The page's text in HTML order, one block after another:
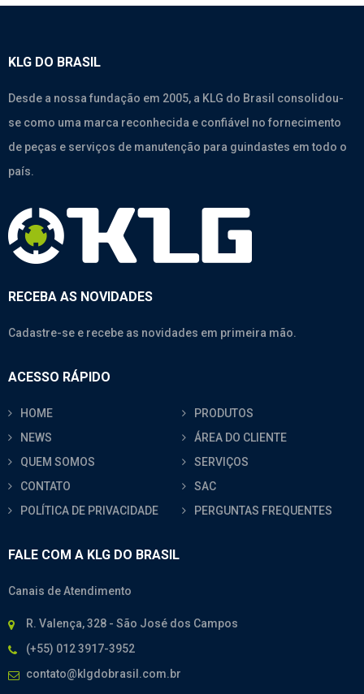
KLG DO BRASIL
Desde a nossa fundação em 2005, a KLG do Brasil consolidou-
se como uma marca reconhecida e confiável no fornecimento
de peças e serviços de manutenção para guindastes em todo o
país.
RECEBA AS NOVIDADES
Cadastre-se e recebe as novidades em primeira mão.
ACESSO RÁPIDO
HOME
PRODUTOS
NEWS
ÁREA DO CLIENTE
QUEM SOMOS
SERVIÇOS
CONTATO
SAC
POLÍTICA DE PRIVACIDADE
PERGUNTAS FREQUENTES
FALE COM A KLG DO BRASIL
Canais de Atendimento
R. Valença, 328 - São José dos Campos
(+55) 012 3917-3952
contato@klgdobrasil.com.br